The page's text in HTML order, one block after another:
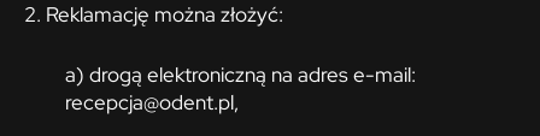
2. Reklamację można złożyć:
a) drogą elektroniczną na adres e-mail:
recepcja@odent.pl,